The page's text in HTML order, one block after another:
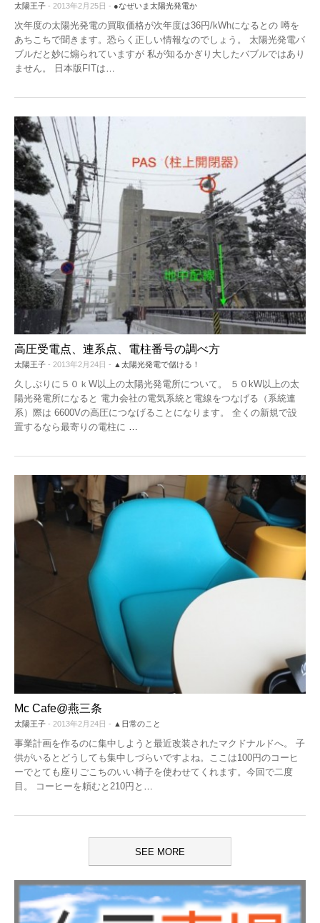
太陽王子 - 2013年2月25日 - ●なぜいま太陽光発電か
次年度の太陽光発電の買取価格が次年度は36円/kWhになるとの 噂を
あちこちで聞きます。恐らく正しい情報なのでしょう。 太陽光発電バ
ブルだと妙に煽られていますが 私が知るかぎり大したバブルではあり
ません。 日本版FITは
高圧受電点、連系点、電柱番号の調べ方
太陽王子 - 2013年2月24日 - ▲太陽光発電で儲ける！
久しぶりに５０ｋW以上の太陽光発電所について。 ５０kW以上の太
陽光発電所になると 電力会社の電気系統と電線をつなげる（系統連
系）際は 6600Vの高圧につなげることになります。 全くの新規で設
置するなら最寄りの電柱に …
Mc Cafe@燕三条
太陽王子 - 2013年2月24日 - ▲日常のこと
事業計画を作るのに集中しようと最近改装されたマクドナルドへ。 子
供がいるとどうしても集中しづらいですよね。ここは100円のコーヒ
ーでとても座りごこちのいい椅子を使わせてくれます。今回で二度
目。 コーヒーを頼むと210円と …
SEE MORE